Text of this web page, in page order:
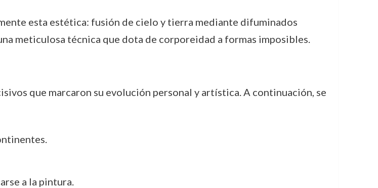
esta estética: fusión de cielo y tierra mediante difuminados
meticulosa técnica que dota de corporeidad a formas imposibles.
que marcaron su evolución personal y artística. A continuación, se
a la pintura.